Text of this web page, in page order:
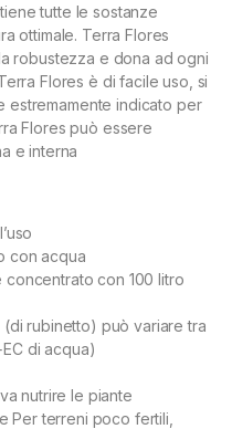
tutte le sostanze
ottimale. Terra Flores
robustezza e dona ad ogni
Flores è di facile uso, si
estremamente indicato per
Flores può essere
e interna
con acqua
con 100 litro
rubinetto) può variare tra
di acqua)
nutrire le piante
Per terreni poco fertili,